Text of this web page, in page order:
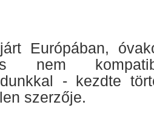
Európában,
nem
- kezdte
szerzője.